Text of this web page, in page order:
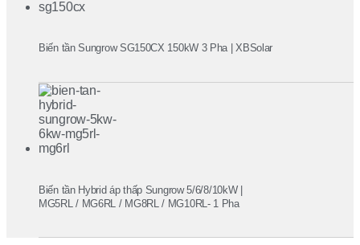
Biến tần Sungrow SG150CX 150kW 3 Pha | XBSolar
Biến tần Hybrid áp thấp Sungrow 5/6/8/10kW |
MG5RL / MG6RL / MG8RL / MG10RL- 1 Pha